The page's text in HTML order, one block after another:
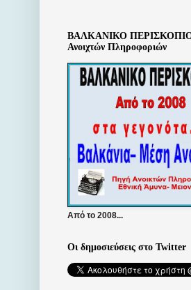
ΒΑΛΚΑΝΙΚΟ
Ανοιχτών Πληροφοριών
Από το 2008...
Οι δημοσιεύσεις στο Twitter